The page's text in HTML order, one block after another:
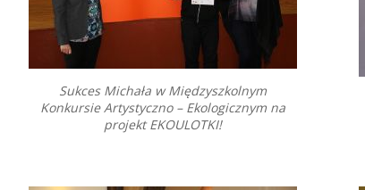
Sukces Michała w Międzyszkolnym
Konkursie Artystyczno – Ekologicznym na
projekt EKOULOTKI!